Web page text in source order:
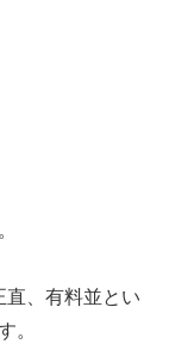
、有料並とい
。